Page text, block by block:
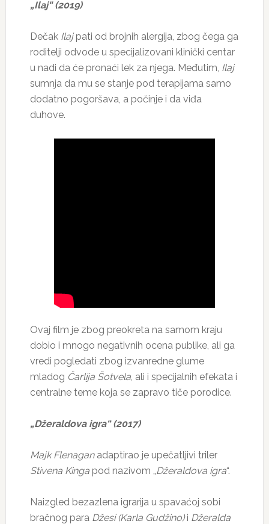
„Ilaj“ (2019)
Dečak Ilajpati od brojnih alergija, zbog čega ga
roditelji odvode u specijalizovani klinički centar
u nadi da će pronaći lek za njega. Međutim, Ilaj
sumnja da mu se stanje pod terapijama samo
dodatno pogoršava, a počinje i da viđa
duhove.
Ovaj film je zbog preokreta na samom kraju
dobio i mnogo negativnih ocena publike, ali ga
vredi pogledati zbog izvanredne glume
mladog Čarlija Šotvela, ali i specijalnih efekata i
centralne teme koja se zapravo tiče porodice.
„Džeraldova igra“ (2017)
Majk Flenaganadaptirao je upečatljivi triler
Stivena Kingapod nazivom „Džeraldova igra“.
Naizgled bezazlena igrarija u spavaćoj sobi
bračnog para Džesi (Karla Gudžino)i Džeralda